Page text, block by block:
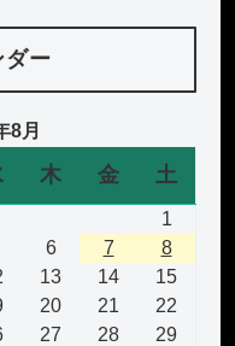
ダー
8月
木 金 土
1
6 7
8
13 14
15
20 21
22
27 28
29